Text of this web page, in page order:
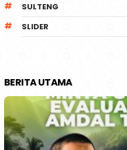
SULTENG
SLIDER
BERITA UTAMA